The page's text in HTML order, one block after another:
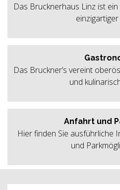
Das Brucknerhaus Linz ist
einzigartiger
Das Bruckner’s vereint
und
Anfahrt und
Hier finden Sie ausführliche
und